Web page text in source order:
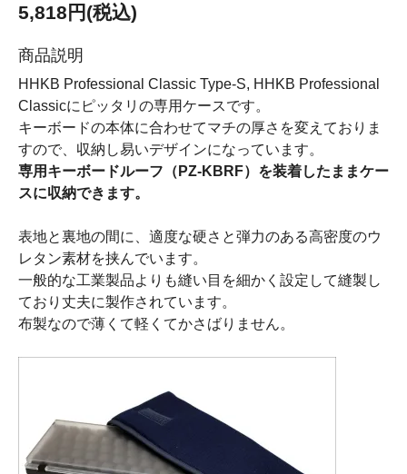
5,818円(税込)
商品説明
HHKB Professional Classic Type-S, HHKB Professional
Classicにピッタリの専用ケースです。
キーボードの本体に合わせてマチの厚さを変えておりま
すので、収納し易いデザインになっています。
専用キーボードルーフ（PZ-KBRF）を装着したままケー
スに収納できます。
表地と裏地の間に、適度な硬さと弾力のある高密度のウ
レタン素材を挟んでいます。
一般的な工業製品よりも縫い目を細かく設定して縫製し
ており丈夫に製作されています。
布製なので薄くて軽くてかさばりません。